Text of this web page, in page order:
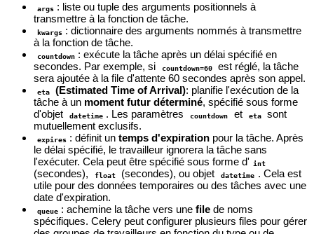
args : liste ou tuple des arguments positionnels à
transmettre à la fonction de tâche.
kwargs : dictionnaire des arguments nommés à transmettre
à la fonction de tâche.
countdown : exécute la tâche après un délai spécifié en
secondes. Par exemple, si
countdown=60
est réglé, la tâche
sera ajoutée à la file d'attente 60 secondes après son appel.
eta (Estimated Time of Arrival): planifie l'exécution de la
tâche à un moment futur déterminé, spécifié sous forme
d'objet
datetime . Les paramètres countdown et eta
sont
mutuellement exclusifs.
expires : définit untemps d'expiration pour la tâche. Après
le délai spécifié, le travailleur ignorera la tâche sans
l'exécuter. Cela peut être spécifié sous forme d' int
(secondes), float (secondes), ou objet datetime . Cela est
utile pour des données temporaires ou des tâches avec une
date d'expiration.
queue : achemine la tâche vers unefile de noms
spécifiques. Celery peut configurer plusieurs files pour gérer